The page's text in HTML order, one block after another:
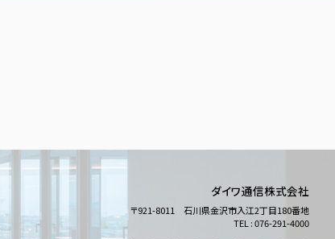
ダイワ通信株式会社
〒921-8011 石川県金沢市入江2丁目180番地
TEL : 076-291-4000